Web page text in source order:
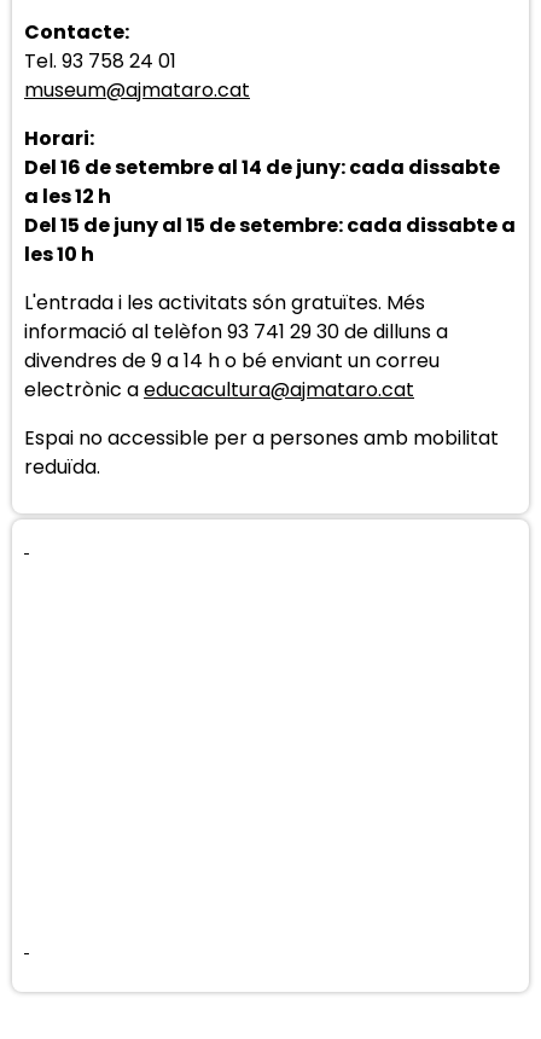
Contacte:
Tel. 93 758 24 01
museum@ajmataro.cat
Horari:
Del 16 de setembre al 14 de juny: cada dissabte
a les 12 h
Del 15 de juny al 15 de setembre: cada dissabte a
les 10 h
L'entrada i les activitats són gratuïtes. Més
informació al telèfon 93 741 29 30 de dilluns a
divendres de 9 a 14 h o bé enviant un correu
electrònic aeducacultura@ajmataro.cat
Espai no accessible per a persones amb mobilitat
reduïda.